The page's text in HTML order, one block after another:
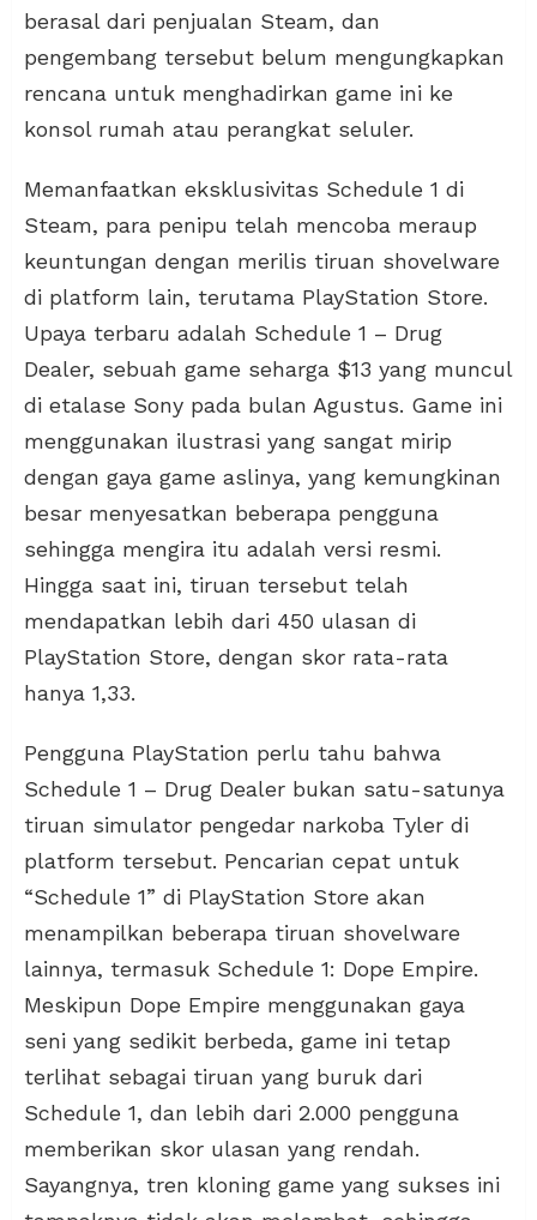
berasal dari penjualan Steam, dan
pengembang tersebut belum mengungkapkan
rencana untuk menghadirkan game ini ke
konsol rumah atau perangkat seluler.
Memanfaatkan eksklusivitas Schedule 1 di
Steam, para penipu telah mencoba meraup
keuntungan dengan merilis tiruan shovelware
di platform lain, terutama PlayStation Store.
Upaya terbaru adalah Schedule 1 – Drug
Dealer, sebuah game seharga $13 yang muncul
di etalase Sony pada bulan Agustus. Game ini
menggunakan ilustrasi yang sangat mirip
dengan gaya game aslinya, yang kemungkinan
besar menyesatkan beberapa pengguna
sehingga mengira itu adalah versi resmi.
Hingga saat ini, tiruan tersebut telah
mendapatkan lebih dari 450 ulasan di
PlayStation Store, dengan skor rata-rata
hanya 1,33.
Pengguna PlayStation perlu tahu bahwa
Schedule 1 – Drug Dealer bukan satu-satunya
tiruan simulator pengedar narkoba Tyler di
platform tersebut. Pencarian cepat untuk
“Schedule 1” di PlayStation Store akan
menampilkan beberapa tiruan shovelware
lainnya, termasuk Schedule 1: Dope Empire.
Meskipun Dope Empire menggunakan gaya
seni yang sedikit berbeda, game ini tetap
terlihat sebagai tiruan yang buruk dari
Schedule 1, dan lebih dari 2.000 pengguna
memberikan skor ulasan yang rendah.
Sayangnya, tren kloning game yang sukses ini